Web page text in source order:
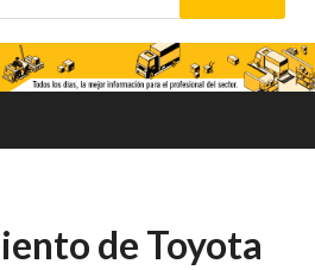
de Toyota